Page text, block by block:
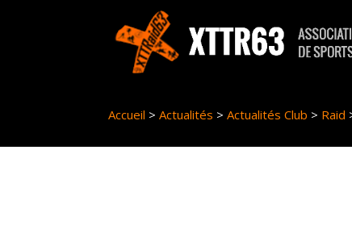
Accueil >Actualités >Actualités Club > Raid
Panneau de gestion des cookies